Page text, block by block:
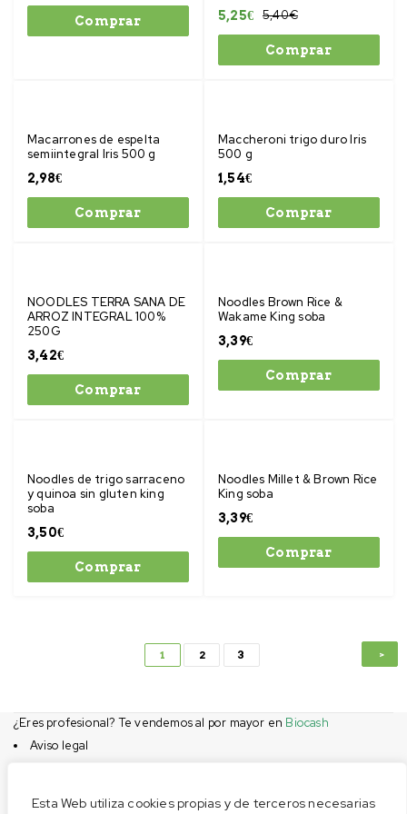
Esta Web utiliza cookies propias y de terceros necesarias
Comprar
5,40€
5,25€
Comprar
Macarrones de espelta
semiintegral Iris 500 g
2,98€
Comprar
Maccheroni trigo duro Iris
500 g
1,54€
Comprar
NOODLES TERRA SANA DE
ARROZ INTEGRAL 100%
250G
3,42€
Comprar
Noodles Brown Rice &
Wakame King soba
3,39€
Comprar
Noodles de trigo sarraceno
y quinoa sin gluten king
soba
3,50€
Comprar
Noodles Millet & Brown Rice
King soba
3,39€
Comprar
1 2 3
¿Eres profesional? Te vendemos al por mayor en Biocash
Aviso legal
Privacidad